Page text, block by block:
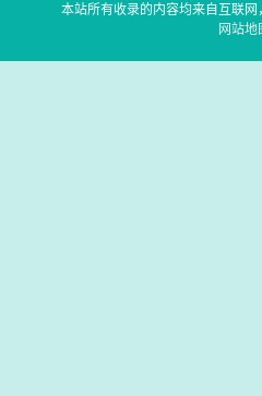
本站所有收录的内容均来自互联网
网站地